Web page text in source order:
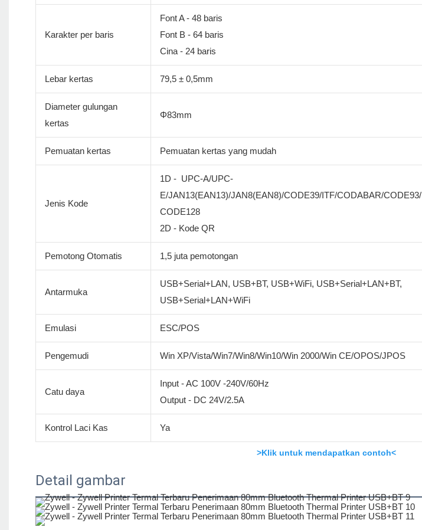
Karakter per baris
Font A - 48 baris
Font B - 64 baris
Cina - 24 baris
Lebar kertas 79,5 ± 0,5mm
Diameter gulungan
kertas
Φ83mm
Pemuatan kertas Pemuatan kertas yang mudah
Jenis Kode
1D - UPC-A/UPC-
E/JAN13(EAN13)/JAN8(EAN8)/CODE39/ITF/CODABAR/CODE93/
CODE128
2D - Kode QR
Pemotong Otomatis 1,5 juta pemotongan
Antarmuka
USB+Serial+LAN, USB+BT, USB+WiFi, USB+Serial+LAN+BT,
USB+Serial+LAN+WiFi
Emulasi ESC/POS
Pengemudi Win XP/Vista/Win7/Win8/Win10/Win 2000/Win CE/OPOS/JPOS
Catu daya
Input - AC 100V -240V/60Hz
Output - DC 24V/2.5A
Kontrol Laci Kas Ya
>Klik untuk mendapatkan contoh<
Detail gambar